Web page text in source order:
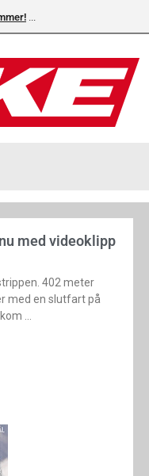
med videoklipp
402 meter
med en slutfart på